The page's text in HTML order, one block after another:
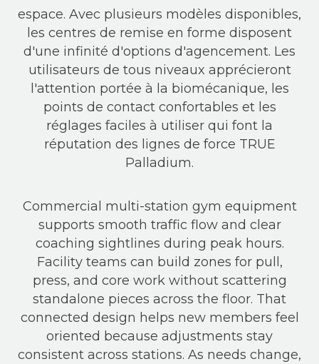
espace. Avec plusieurs modèles disponibles,
les centres de remise en forme disposent
d'une infinité d'options d'agencement. Les
utilisateurs de tous niveaux apprécieront
l'attention portée à la biomécanique, les
points de contact confortables et les
réglages faciles à utiliser qui font la
réputation des lignes de force TRUE
Palladium.
Commercial multi-station gym equipment
supports smooth traffic flow and clear
coaching sightlines during peak hours.
Facility teams can build zones for pull,
press, and core work without scattering
standalone pieces across the floor. That
connected design helps new members feel
oriented because adjustments stay
consistent across stations. As needs change,